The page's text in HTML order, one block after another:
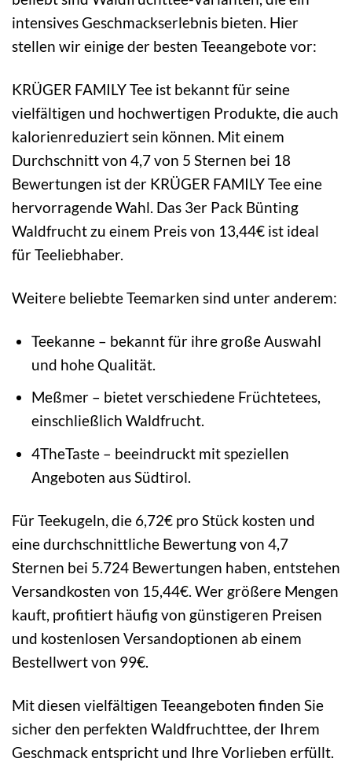
intensives Geschmackserlebnis bieten. Hier
stellen wir einige der besten Teeangebote vor:
KRÜGER FAMILY Tee ist bekannt für seine
vielfältigen und hochwertigen Produkte, die auch
kalorienreduziert sein können. Mit einem
Durchschnitt von 4,7 von 5 Sternen bei 18
Bewertungen ist der KRÜGER FAMILY Tee eine
hervorragende Wahl. Das 3er Pack Bünting
Waldfrucht zu einem Preis von 13,44€ ist ideal
für Teeliebhaber.
Weitere beliebte Teemarken sind unter anderem:
Teekanne – bekannt für ihre große Auswahl
und hohe Qualität.
Meßmer – bietet verschiedene Früchtetees,
einschließlich Waldfrucht.
4TheTaste – beeindruckt mit speziellen
Angeboten aus Südtirol.
Für Teekugeln, die 6,72€ pro Stück kosten und
eine durchschnittliche Bewertung von 4,7
Sternen bei 5.724 Bewertungen haben, entstehen
Versandkosten von 15,44€. Wer größere Mengen
kauft, profitiert häufig von günstigeren Preisen
und kostenlosen Versandoptionen ab einem
Bestellwert von 99€.
Mit diesen vielfältigen Teeangeboten finden Sie
sicher den perfekten Waldfruchttee, der Ihrem
Geschmack entspricht und Ihre Vorlieben erfüllt.